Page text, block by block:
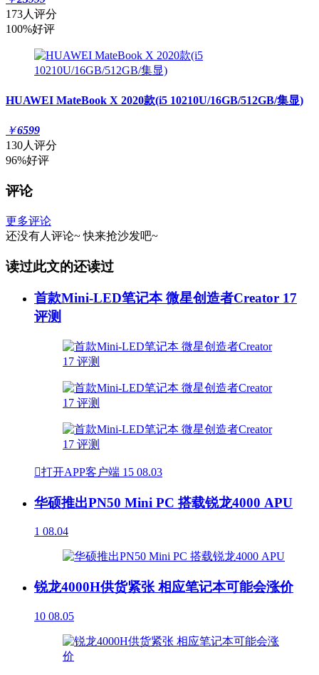
173人评分
100%好评
HUAWEI MateBook X 2020款(i5 10210U/16GB/512GB/集显)
￥6599
130人评分
96%好评
评论
更多评论
还没有人评论~ 快来抢沙发吧~
读过此文的还读过
首款Mini-LED笔记本 微星创造者Creator 17
评测
打开APP客户端 15 08.03
华硕推出PN50 Mini PC 搭载锐龙4000 APU
1 08.04
锐龙4000H供货紧张 相应笔记本可能会涨价
10 08.05